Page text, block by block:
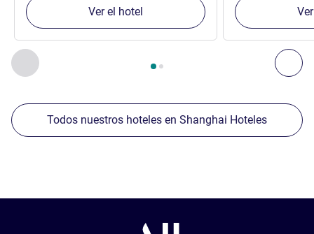
Anterior - Nuestros establecimientos cercanos
Página , Nuestros establecimientos cercanos 1 :,
Ver el hotel
Todos nuestros hoteles en Shanghai Hoteles